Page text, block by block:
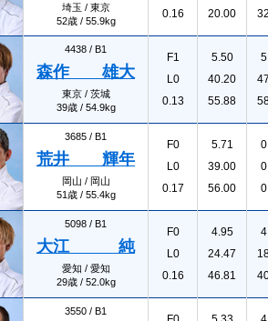
埼玉 / 東京
52歳 / 55.9kg
0.16
20.00
4438 / B1
森作 雄大
東京 / 茨城
39歳 / 54.9kg
F1
L0
0.13
5.50
40.20
55.88
3685 / B1
荒井 輝年
岡山 / 岡山
51歳 / 55.4kg
F0
L0
0.17
5.71
39.00
56.00
5098 / B1
大江 純
愛知 / 愛知
29歳 / 52.0kg
F0
L0
0.16
4.95
24.47
46.81
3550 / B1